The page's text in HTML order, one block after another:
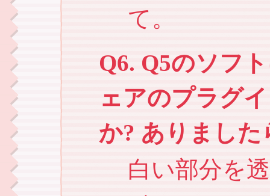
て。
Q6. Q5のソフ
ェアのプラグ
か? ありまし
白い部分を